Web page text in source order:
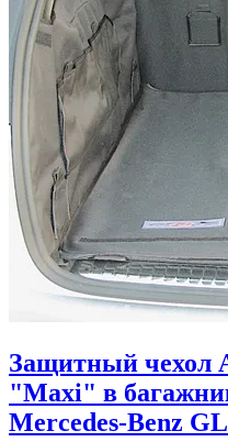
Защитный чехол
"Maxi" в
Mercedes-Benz